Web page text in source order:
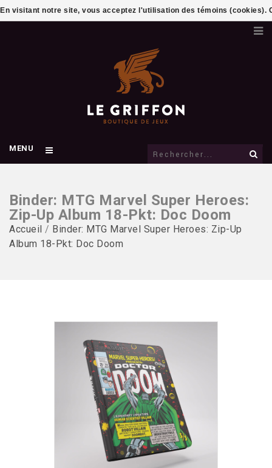
MENU
Binder: MTG Marvel Super Heroes:
Zip-Up Album 18-Pkt: Doc Doom
Accueil / Binder: MTG Marvel Super Heroes: Zip-Up
Album 18-Pkt: Doc Doom
En visitant notre site, vous acceptez l'utilisation des témoins